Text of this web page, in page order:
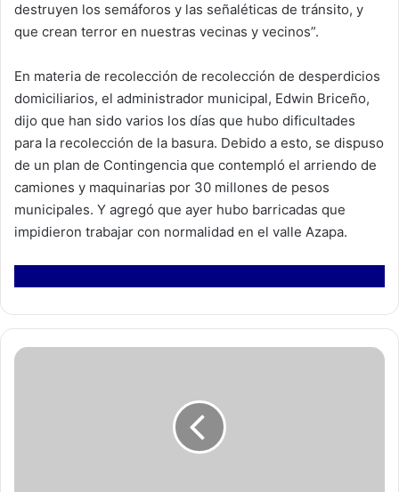
destruyen los semáforos y las señaléticas de tránsito, y
que crean terror en nuestras vecinas y vecinos”.
En materia de recolección de recolección de desperdicios
domiciliarios, el administrador municipal, Edwin Briceño,
dijo que han sido varios los días que hubo dificultades
para la recolección de la basura. Debido a esto, se dispuso
de un plan de Contingencia que contempló el arriendo de
camiones y maquinarias por 30 millones de pesos
municipales. Y agregó que ayer hubo barricadas que
impidieron trabajar con normalidad en el valle Azapa.
S